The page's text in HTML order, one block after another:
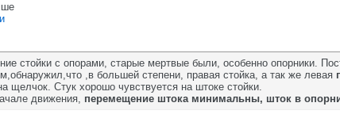
стойки с опорами, старые мертвые были, особенно опорники.
,в большей степени, правая стойка, а так же левая
щелчок. Стук хорошо чувствуется на штоке стойки.
движения, перемещение штока минимальны, шток в